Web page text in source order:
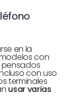
en la
con
pensados
con uso
terminales
usar varias